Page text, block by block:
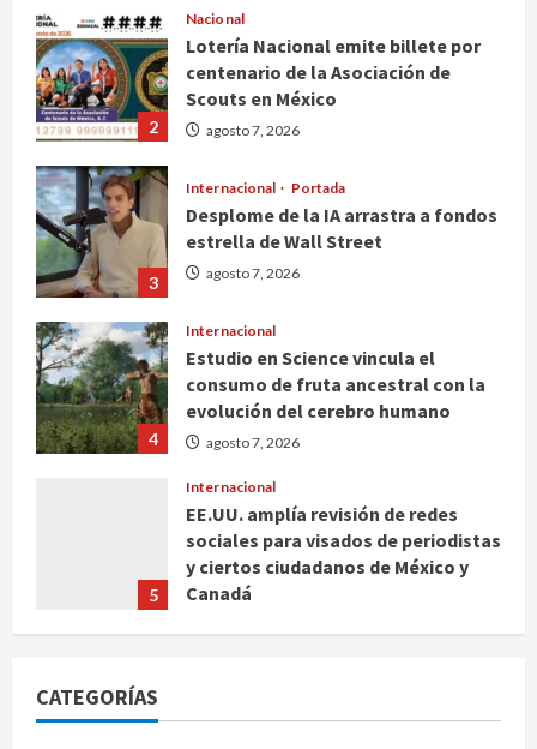
2
Nacional
Lotería Nacional emite billete por
centenario de la Asociación de
Scouts en México
agosto 7, 2026
3
Internacional Portada
Desplome de la IA arrastra a fondos
estrella de Wall Street
agosto 7, 2026
4
Internacional
Estudio en Science vincula el
consumo de fruta ancestral con la
evolución del cerebro humano
agosto 7, 2026
5
Internacional
EE.UU. amplía revisión de redes
sociales para visados de periodistas
y ciertos ciudadanos de México y
Canadá
CATEGORÍAS